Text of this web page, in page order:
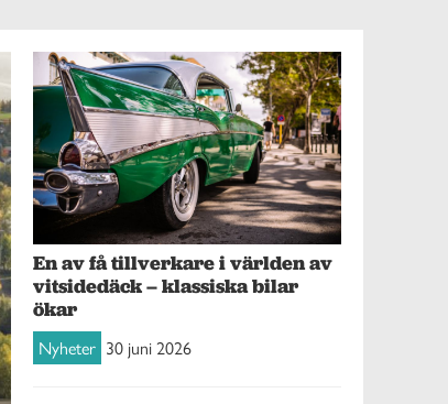
En av få tillverkare i världen av
vitsidedäck – klassiska bilar
ökar
Nyheter 30 juni 2026